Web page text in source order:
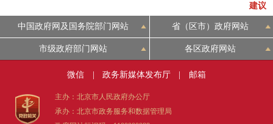
建议
中国政府网及国务院部门网站 省（区市）政府网站
市级政府部门网站 各区政府网站
微信 政务新媒体发布厅 邮箱
主办：北京市人民政府办公厅
承办：北京市政务服务和数据管理局